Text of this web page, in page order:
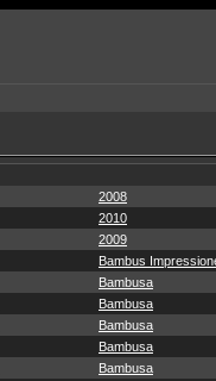
2008
2010
2009
Bambus
Bambusa
Bambusa
Bambusa
Bambusa
Bambusa